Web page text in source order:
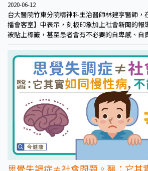
2020-06-12
台大醫院竹東分院精神科主治醫師林建亨醫師，
播會客室】中表示，刻板印象加上社會新聞的報
被貼上標籤，甚至患者會有不必要的自卑感、自
知道等負面情緒，因而延誤就醫，不論是何者，
對社會和諧沒有絲毫幫助。